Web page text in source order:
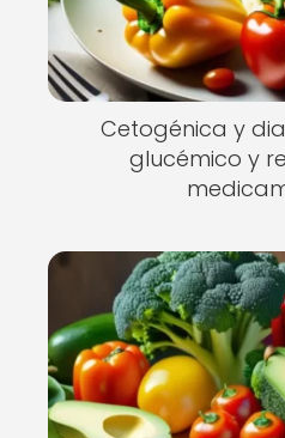
Cetogénica y
glucémico y